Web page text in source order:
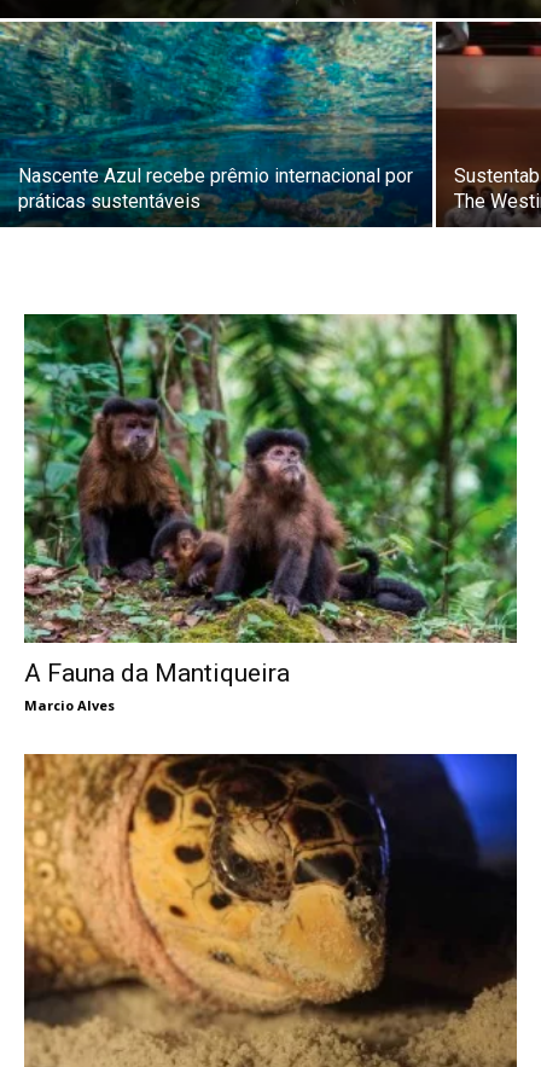
Nascente Azul recebe prêmio internacional por
práticas sustentáveis
The
A Fauna da Mantiqueira
Marcio Alves